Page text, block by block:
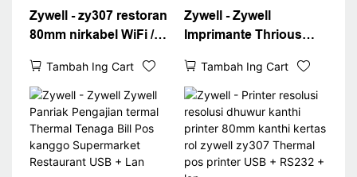
Zywell - zy307 restoran
80mm nirkabel WiFi /
Cutter Pos Tagihan
Panas Panrimo Panas
Termal
Tambah Ing Cart
Zywell - Zywell
Imprimante Thrious
Zy307 Desktop Ticet
Bill Printer + Rs232 +
Lan
Tambah Ing Cart